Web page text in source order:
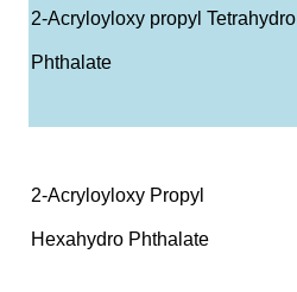
2-Acryloyloxy propyl Tetrahydro
Phthalate
2-Acryloyloxy Propyl
Hexahydro Phthalate